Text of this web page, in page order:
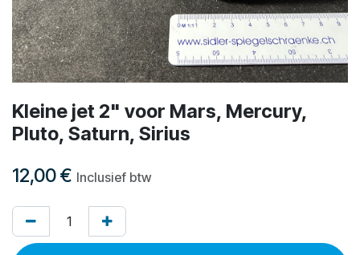
Kleine jet 2" voor Mars, Mercury,
Pluto, Saturn, Sirius
12,00€ Inclusief btw